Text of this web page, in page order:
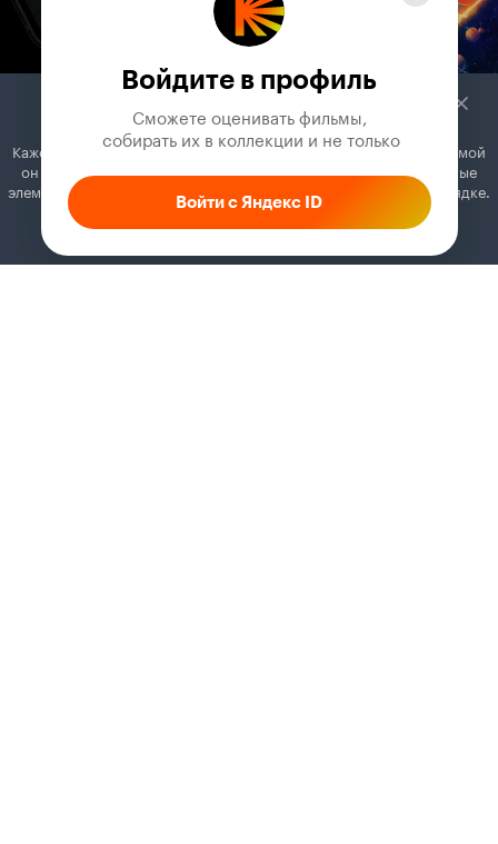
Войдите в профиль
Сможете оценивать фильмы,
собирать их в коллекции и не только
Войти с Яндекс ID
Кажется, вы используете блокировщик рекламы. Вместе с рекламой
он может отключать постеры, папки с фильмами и другие важные
элементы. Добавьте Кинопоиск в исключения, и всё будет в порядке.
Как это сделать